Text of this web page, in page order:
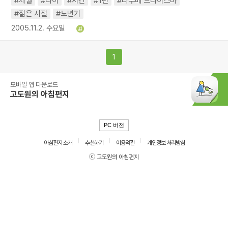
#젊은 시절
#노년기
2005.11.2. 수요일
1
모바일 앱 다운로드
고도원의 아침편지
PC 버전
아침편지 소개 추천하기 이용약관
개인정보 처리방침
ⓒ 고도원의 아침편지